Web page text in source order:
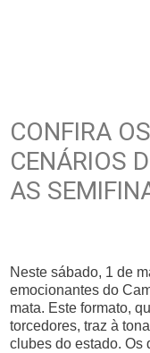
CONFIRA
CENÁRIOS
AS
Neste sábado, 1 de
emocionantes do
mata. Este formato,
torcedores, traz à
clubes do estado.